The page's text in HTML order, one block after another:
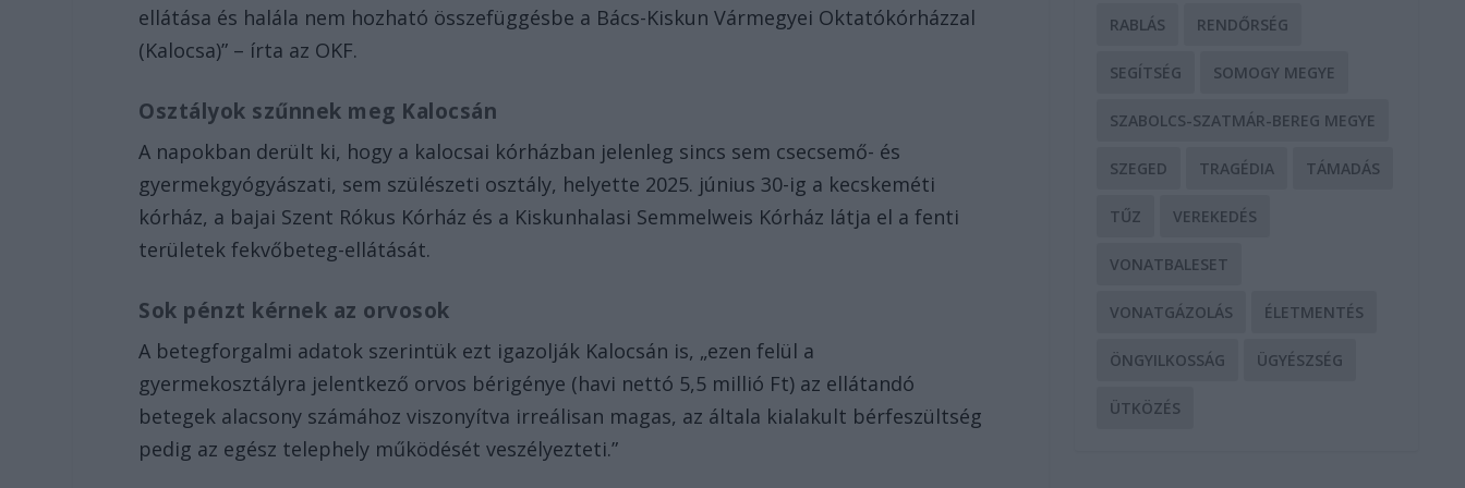
ellátása és halála nem hozható összefüggésbe a Bács-Kiskun Vármegyei Oktatókórházzal
(Kalocsa)” – írta az OKF.
Osztályok szűnnek meg Kalocsán
A napokban derült ki, hogy a kalocsai kórházban jelenleg sincs sem csecsemő- és
gyermekgyógyászati, sem szülészeti osztály, helyette 2025. június 30-ig a kecskeméti
kórház, a bajai Szent Rókus Kórház és a Kiskunhalasi Semmelweis Kórház látja el a fenti
területek fekvőbeteg-ellátását.
Sok pénzt kérnek az orvosok
A betegforgalmi adatok szerintük ezt igazolják Kalocsán is, „ezen felül a
gyermekosztályra jelentkező orvos bérigénye (havi nettó 5,5 millió Ft) az ellátandó
betegek alacsony számához viszonyítva irreálisan magas, az általa kialakult bérfeszültség
pedig az egész telephely működését veszélyezteti.”
RABLÁS RENDŐRSÉG
SEGÍTSÉG SOMOGY MEGYE
SZABOLCS-SZATMÁR-BEREG MEGYE
SZEGED TRAGÉDIA TÁMADÁS
TŰZ VEREKEDÉS
VONATBALESET
VONATGÁZOLÁS ÉLETMENTÉS
ÖNGYILKOSSÁG ÜGYÉSZSÉG
ÜTKÖZÉS